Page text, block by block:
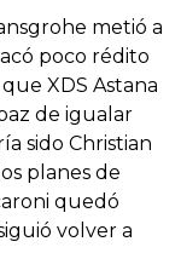
metió a
poco rédito
XDS Astana
de igualar
sido Christian
planes de
quedó
volver a